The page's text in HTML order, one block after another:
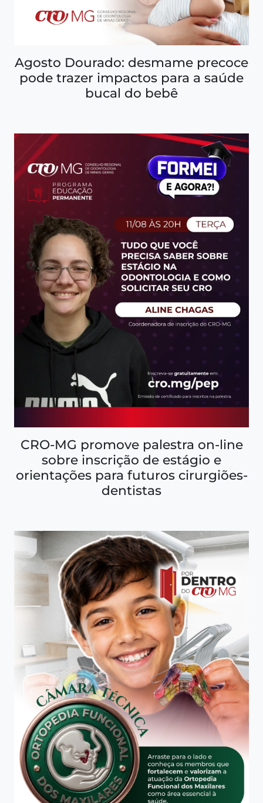
Agosto Dourado: desmame precoce
pode trazer impactos para a saúde
bucal do bebê
CRO-MG promove palestra on-line
sobre inscrição de estágio e
orientações para futuros cirurgiões-
dentistas